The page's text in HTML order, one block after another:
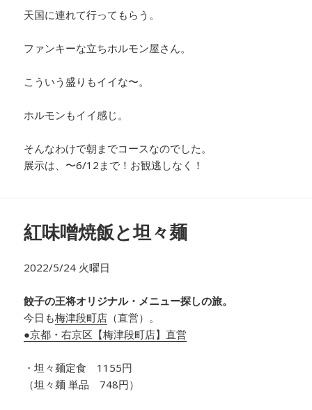
天国に連れて行ってもらう。
ファンキーな立ちホルモン屋さん。
こういう盛りもイイな〜。
ホルモンもイイ感じ。
そんなわけで朝までコースなのでした。
展示は、〜6/12まで！お観逃しなく！
紅味噌焼飯と坦々麺
2022/5/24 火曜日
餃子の王将オリジナル・メニュー探しの旅。
今日も梅津段町店 （直営）。
●京都・右京区【梅津段町店】直営
・坦々麺定食 1155円
（坦々麺 単品 748円）